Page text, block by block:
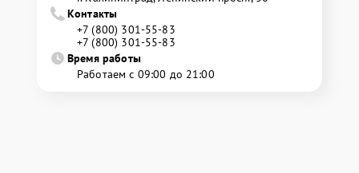
Контакты
+7 (800) 301-55-83
+7 (800) 301-55-83
Время работы
Работаем с 09:00 до 21:00